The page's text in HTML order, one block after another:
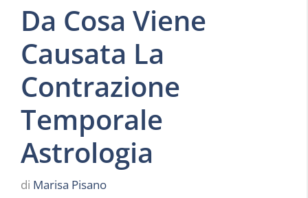
Da Cosa Viene
Causata La
Contrazione
Temporale
Astrologia
di Marisa Pisano